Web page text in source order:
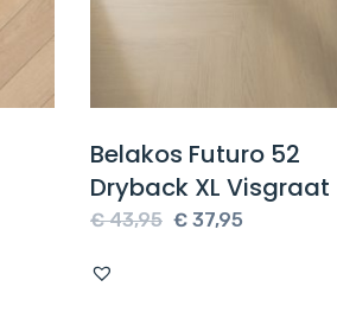
Belakos Futuro 52
Dryback XL Visgraat
€43,95 Oorspronkelijke
€ 37,95